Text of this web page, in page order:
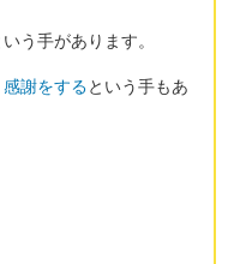
いう手があります。
感謝をするという手もあ